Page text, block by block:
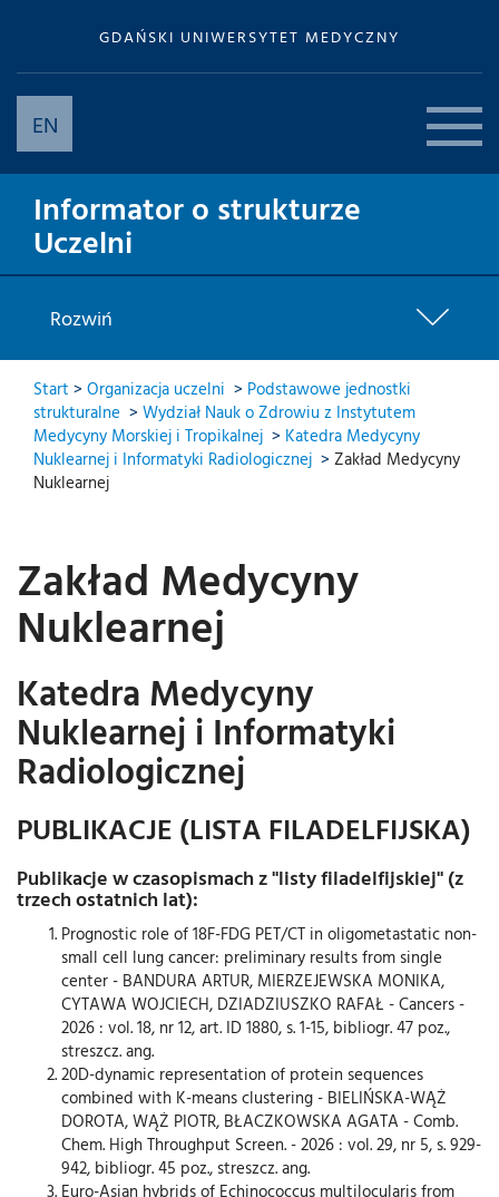
GDAŃSKI UNIWERSYTET MEDYCZNY
EN
Informator o strukturze
Uczelni
Rozwiń
Start > Organizacja uczelni > Podstawowe jednostki
strukturalne > Wydział Nauk o Zdrowiu z Instytutem
Medycyny Morskiej i Tropikalnej > Katedra Medycyny
Nuklearnej i Informatyki Radiologicznej > Zakład Medycyny
Nuklearnej
Zakład Medycyny
Nuklearnej
Katedra Medycyny
Nuklearnej i Informatyki
Radiologicznej
PUBLIKACJE (LISTA FILADELFIJSKA)
Publikacje w czasopismach z "listy filadelfijskiej" (z
trzech ostatnich lat):
Prognostic role of 18F-FDG PET/CT in oligometastatic non-
small cell lung cancer: preliminary results from single
center - BANDURA ARTUR, MIERZEJEWSKA MONIKA,
CYTAWA WOJCIECH, DZIADZIUSZKO RAFAŁ - Cancers -
2026 : vol. 18, nr 12, art. ID 1880, s. 1-15, bibliogr. 47 poz.,
streszcz. ang.
20D-dynamic representation of protein sequences
combined with K-means clustering - BIELIŃSKA-WĄŻ
DOROTA, WĄŻ PIOTR, BŁACZKOWSKA AGATA - Comb.
Chem. High Throughput Screen. - 2026 : vol. 29, nr 5, s. 929-
942, bibliogr. 45 poz., streszcz. ang.
Euro-Asian hybrids of Echinococcus multilocularis from